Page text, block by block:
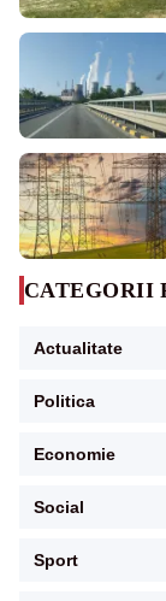
CATEGORII
Actualitate
Politica
Economie
Social
Sport